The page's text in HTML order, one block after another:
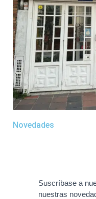
Novedades
Suscríbase a
nuestras